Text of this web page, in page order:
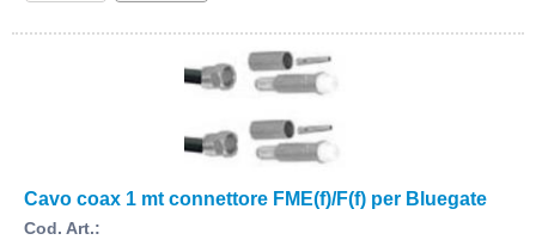
Cavo coax 1 mt connettore FME(f)/F(f) per Bluegate
Cod. Art.: